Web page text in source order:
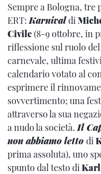
Sempre a Bologna, tre
ERT:Karnivaldi
Civile(8-9 ottobre, in
riflessione sul ruolo
carnevale, ultima
calendario votato al
esprimere il
sovvertimento; una
attraverso la sua
a nudo la società.Il
non abbiamo letto di
prima assoluta), uno
spunto dal testo di